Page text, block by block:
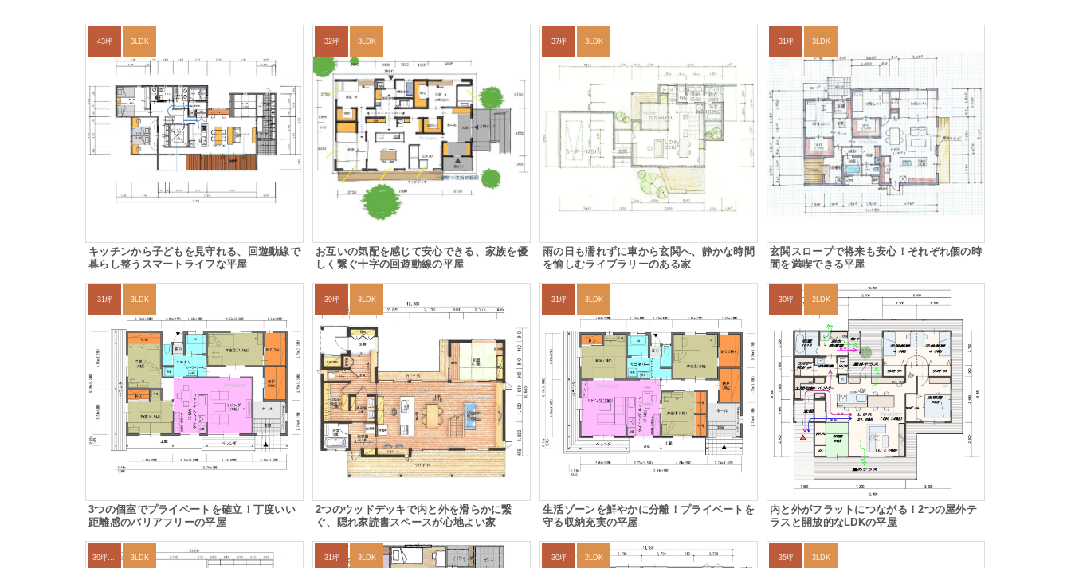
43坪 3LDK
キッチンから子どもを見守れる、回遊動線で
暮らし整うスマートライフな平屋
32坪 3LDK
お互いの気配を感じて安心できる、家族を優
しく繋ぐ十字の回遊動線の平屋
37坪 3LDK
雨の日も濡れずに車から玄関へ、静かな時間
を愉しむライブラリーのある家
31坪 3LDK
玄関スロープで将来も安心！それぞれ個の時
間を満喫できる平屋
31坪 3LDK
3つの個室でプライベートを確立！丁度いい
距離感のバリアフリーの平屋
39坪 3LDK
2つのウッドデッキで内と外を滑らかに繋
ぐ、隠れ家読書スペースが心地よい家
31坪 3LDK
生活ゾーンを鮮やかに分離！プライベートを
守る収納充実の平屋
30坪 2LDK
内と外がフラットにつながる！2つの屋外テ
ラスと開放的なLDKの平屋
3LDK 31坪 3LDK 30坪 2LDK 35坪 3LDK